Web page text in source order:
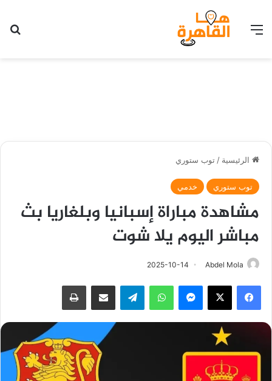
القائمة
الرئيسية / توب ستوري
توب ستوري خدمي
مشاهدة مباراة إسبانيا وبلغاريا بث
مباشر اليوم يلا شوت
Abdel Mola
2025-10-14
فيسبوك ‫X ماسنجر واتساب تيلقرام مشاركة عبر البريد طباعة